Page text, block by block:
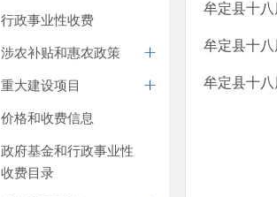
行政事业性收费
涉农补贴和惠农政策
重大建设项目
价格和收费信息
政府基金和行政事业性
收费目录
牟定县十
牟定县十
牟定县十